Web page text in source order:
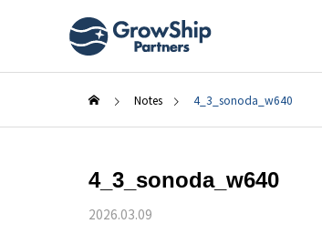
Notes 4_3_sonoda_w640
4_3_sonoda_w640
2026.03.09